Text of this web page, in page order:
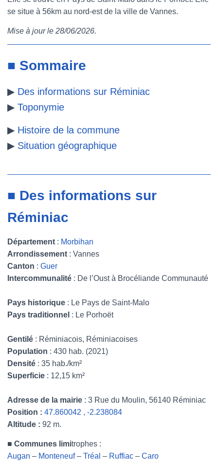
e
b
o
k
t
t
r
t
e
e
s
b
se situe à 56km au nord-est de la ville de Vannes.
Mise à jour le 28/06/2026.
■ Sommaire
▶ Des informations sur Réminiac
▶ Toponymie
▶ Histoire de la commune
▶ Situation géographique
■ Des informations sur
Réminiac
Département : Morbihan
Arrondissement : Vannes
Canton : Guer
Intercommunalité : De l’Oust à Brocéliande Communauté
Pays historique : Le Pays de Saint-Malo
Pays traditionnel : Le Porhoët
Gentilé : Réminiacois, Réminiacoises
Population : 430 hab. (2021)
Densité : 35 hab./km²
Superficie : 12,15 km²
Adresse de la mairie : 3 Rue du Moulin, 56140 Réminiac
Position : 47.860042 , -2.238084
Altitude : 92 m.
■ Communes limitrophes :
Augan – Monteneuf– Tréal – Ruffiac – Caro